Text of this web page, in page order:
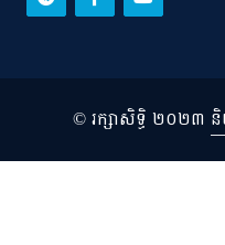
© រក្សាសិទ្ធិ ២០២៣